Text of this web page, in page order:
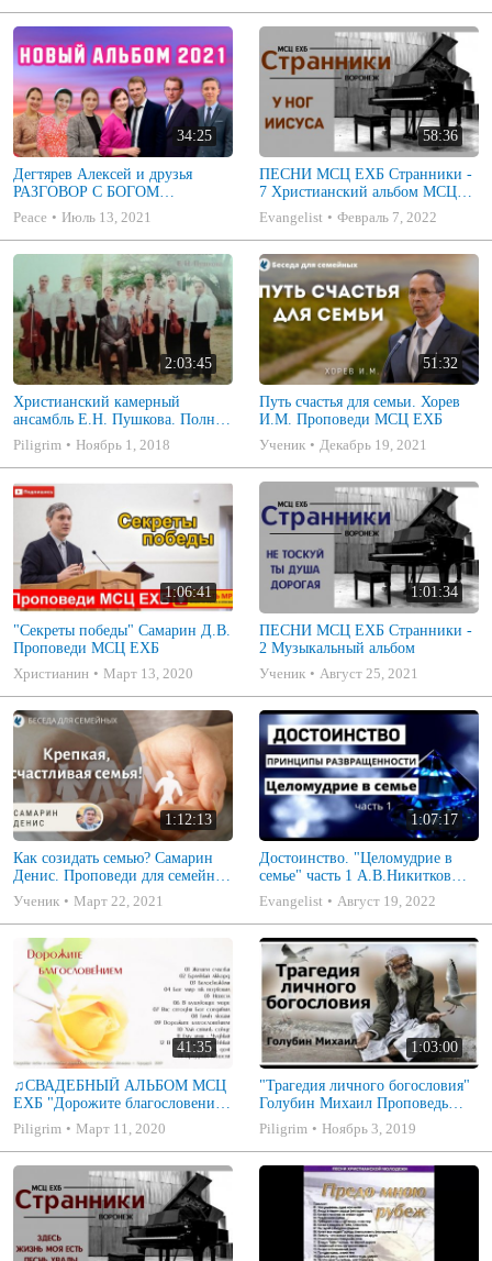
34:25
Дегтярев Алексей и друзья
РАЗГОВОР С БОГОМ
Христианские песни МСЦ ЕХБ
2021 (7я)
Peace Июль 13, 2021
58:36
ПЕСНИ МСЦ ЕХБ Странники -
7 Христианский альбом МСЦ
ЕХБ
Evangelist Февраль 7, 2022
2:03:45
Христианский камерный
ансамбль Е.Н. Пушкова. Полное
собрание
Piligrim Ноябрь 1, 2018
51:32
Путь счастья для семьи. Хорев
И.М. Проповеди МСЦ ЕХБ
Ученик
Декабрь 19, 2021
1:06:41
"Секреты победы" Самарин Д.В.
Проповеди МСЦ ЕХБ
Христианин
Март 13, 2020
1:01:34
ПЕСНИ МСЦ ЕХБ Странники -
2 Музыкальный альбом
Ученик
Август 25, 2021
1:12:13
Как созидать семью? Самарин
Денис. Проповеди для семейных
МСЦ ЕХБ
Ученик Март 22, 2021
1:07:17
Достоинство. "Целомудрие в
семье" часть 1 А.В.Никитков
Беседа для семейных МСЦ ЕХБ
Evangelist Август 19, 2022
41:35
♫СВАДЕБНЫЙ АЛЬБОМ МСЦ
ЕХБ "Дорожите благословением
- Христианские песни.
Музыкальный диск. Псалмы
Piligrim Март 11, 2020
1:03:00
"Трагедия личного богословия"
Голубин Михаил Проповедь
2019
Piligrim Ноябрь 3, 2019